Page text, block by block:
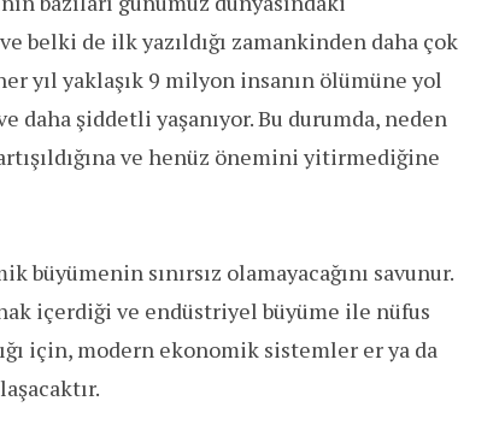
belki de ilk yazıldığı zamankinden daha çok
yıl yaklaşık 9 milyon insanın ölümüne yol
daha şiddetli yaşanıyor. Bu durumda, neden
ve henüz önemini yitirmediğine
büyümenin sınırsız olamayacağını savunur.
içerdiği ve endüstriyel büyüme ile nüfus
için, modern ekonomik sistemler er ya da